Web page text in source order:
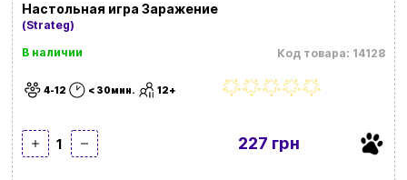
Настольная игра Заражение
(Strateg)
Код товара: 14128
В наличии
4-12 < 30мин. 12+
227 грн
1